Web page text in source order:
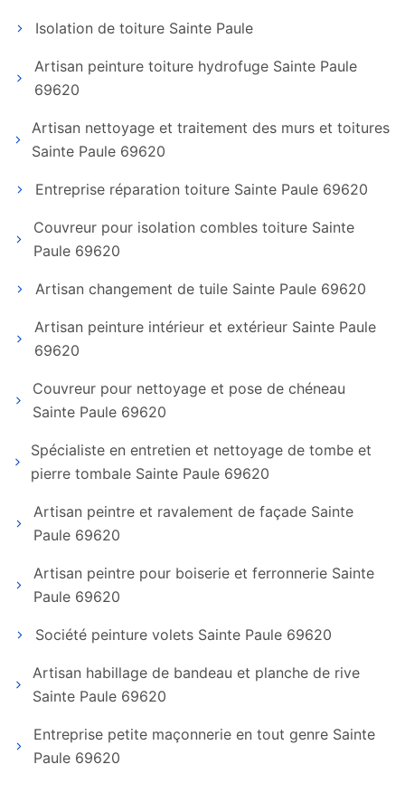
Isolation de toiture Sainte Paule
Artisan peinture toiture hydrofuge Sainte Paule
69620
Artisan nettoyage et traitement des murs et toitures
Sainte Paule 69620
Entreprise réparation toiture Sainte Paule 69620
Couvreur pour isolation combles toiture Sainte
Paule 69620
Artisan changement de tuile Sainte Paule 69620
Artisan peinture intérieur et extérieur Sainte Paule
69620
Couvreur pour nettoyage et pose de chéneau
Sainte Paule 69620
Spécialiste en entretien et nettoyage de tombe et
pierre tombale Sainte Paule 69620
Artisan peintre et ravalement de façade Sainte
Paule 69620
Artisan peintre pour boiserie et ferronnerie Sainte
Paule 69620
Société peinture volets Sainte Paule 69620
Artisan habillage de bandeau et planche de rive
Sainte Paule 69620
Entreprise petite maçonnerie en tout genre Sainte
Paule 69620